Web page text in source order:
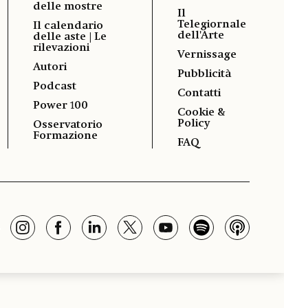
delle mostre
Il calendario
delle aste | Le
rilevazioni
Autori
Podcast
Power 100
Osservatorio
Formazione
Il
Telegiornale
dell'Arte
Vernissage
Pubblicità
Contatti
Cookie &
Policy
FAQ